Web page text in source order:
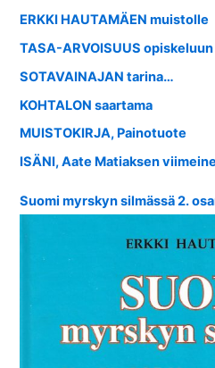
ERKKI HAUTAMÄEN muistolle
TASA-ARVOISUUS opiskeluun
SOTAVAINAJAN tarina…
KOHTALON saartama
MUISTOKIRJA, Painotuote
ISÄNI, Aate Matiaksen
Suomi myrskyn silmässä 2.